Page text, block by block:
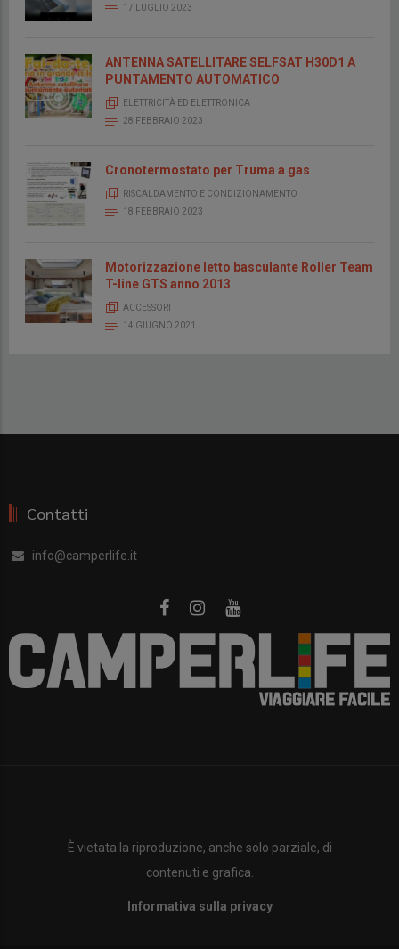
17 LUGLIO 2023
ANTENNA SATELLITARE SELFSAT H30D1 A
PUNTAMENTO AUTOMATICO
ELETTRICITÀ ED ELETTRONICA
28 FEBBRAIO 2023
Cronotermostato per Truma a gas
RISCALDAMENTO E CONDIZIONAMENTO
18 FEBBRAIO 2023
Motorizzazione letto basculante Roller Team
T-line GTS anno 2013
ACCESSORI
14 GIUGNO 2021
Contatti
info@camperlife.it
È vietata la riproduzione, anche solo parziale, di
contenuti e grafica.
Informativa sulla privacy